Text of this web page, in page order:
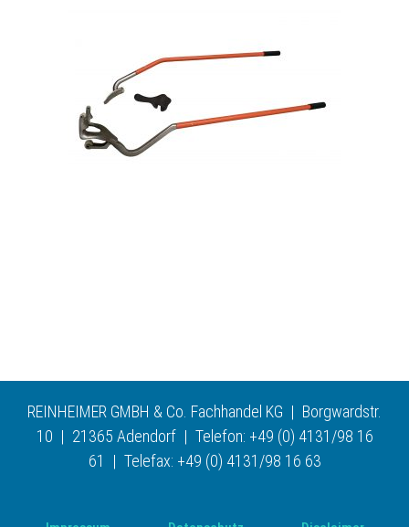
REINHEIMER GMBH & Co. Fachhandel KG | Borgwardstr.
10 | 21365 Adendorf | Telefon: +49 (0) 4131/98 16
61 | Telefax: +49 (0) 4131/98 16 63